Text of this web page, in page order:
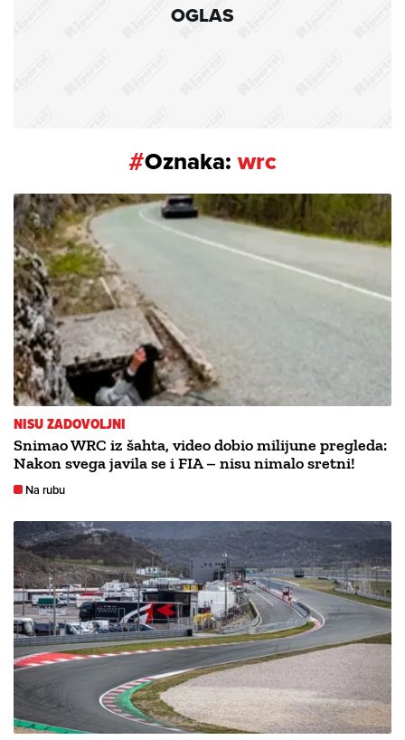
OGLAS
#Oznaka: wrc
NISU ZADOVOLJNI
Snimao WRC iz šahta, video dobio milijune pregleda:
Nakon svega javila se i FIA – nisu nimalo sretni!
Na rubu